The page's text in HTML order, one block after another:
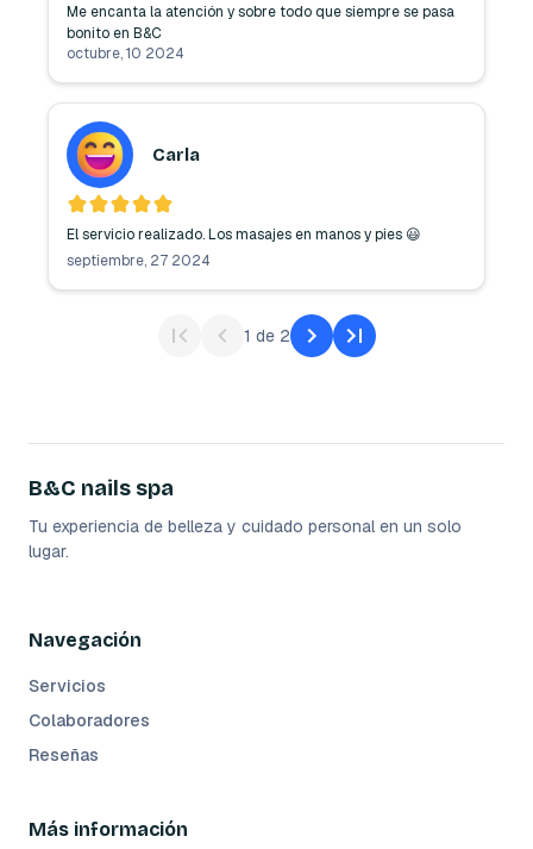
Me encanta la atención y sobre todo que siempre se pasa
bonito en B&C
octubre, 10 2024
Carla
El servicio realizado. Los masajes en manos y pies 😃
septiembre, 27 2024
1 de 2
B&C nails spa
Tu experiencia de belleza y cuidado personal en un solo
lugar.
Navegación
Servicios
Colaboradores
Reseñas
Más información